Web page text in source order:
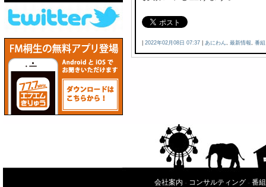
2022年02月08日 07:37 あにわん, 最新情報, 番組
会社案内 - コンサルティング - 番